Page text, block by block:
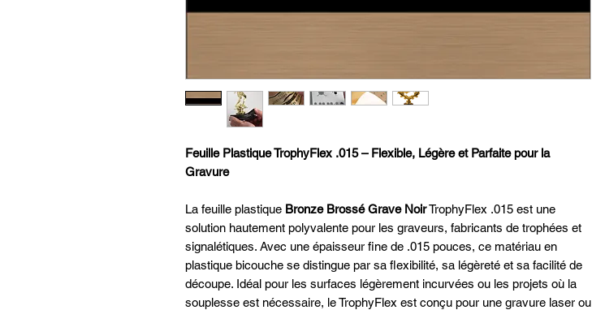
Feuille Plastique TrophyFlex .015 – Flexible, Légère et Parfaite pour la
Gravure
La feuille plastique Bronze Brossé Grave NoirTrophyFlex .015 est une
solution hautement polyvalente pour les graveurs, fabricants de trophées et
signalétiques. Avec une épaisseur fine de .015 pouces, ce matériau en
plastique bicouche se distingue par sa flexibilité, sa légèreté et sa facilité de
découpe. Idéal pour les surfaces légèrement incurvées ou les projets où la
souplesse est nécessaire, le TrophyFlex est conçu pour une gravure laser ou